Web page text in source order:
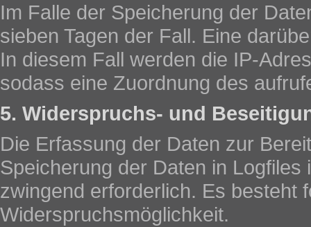
Im Falle der Speicherung der
sieben Tagen der Fall. Eine
In diesem Fall werden die IP-
sodass eine Zuordnung des
5. Widerspruchs- und
Die Erfassung der Daten zur
Speicherung der Daten in
zwingend erforderlich. Es besteht
Widerspruchsmöglichkeit.